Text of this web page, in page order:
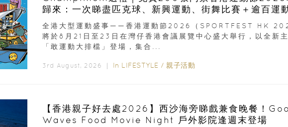
歸來：一次睇盡匹克球、新興運動、街舞比賽＋逾百運
展覽
全港大型運動盛事——香港運動節2026（SPORTFEST HK
將於8月21日至23日在灣仔香港會議展覽中心盛大舉行，以全新
「敢運動大排檔」登場，集合...
3rd August, 2026 ｜ In LIFESTYLE / 親子活動
【香港親子好去處2026】西沙海旁睇戲兼食晚餐！
Waves Food Movie Night 戶外影院逢週末登場